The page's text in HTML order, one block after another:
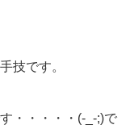
技です。
・・・・・(-_-;)で